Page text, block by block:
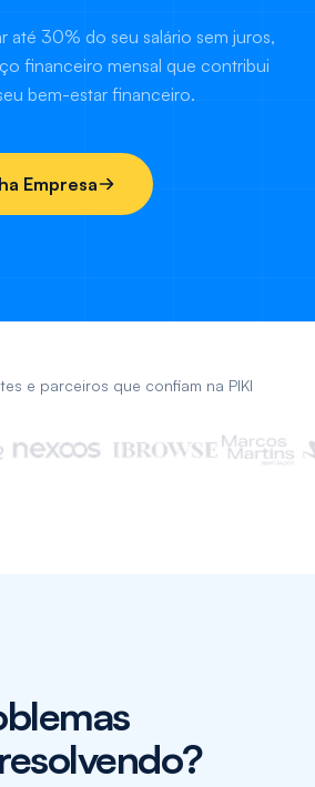
até 30% do seu salário sem juros,
financeiro mensal que contribui
bem-estar financeiro.
Empresa
e parceiros que confiam na PIKI